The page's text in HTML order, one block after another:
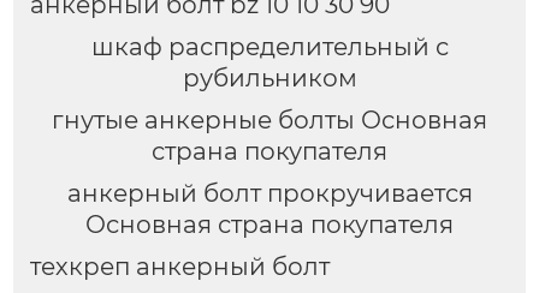
шкаф распределительный с
рубильником
гнутые анкерные болты Основная
страна покупателя
анкерный болт прокручивается
Основная страна покупателя
техкреп анкерный болт